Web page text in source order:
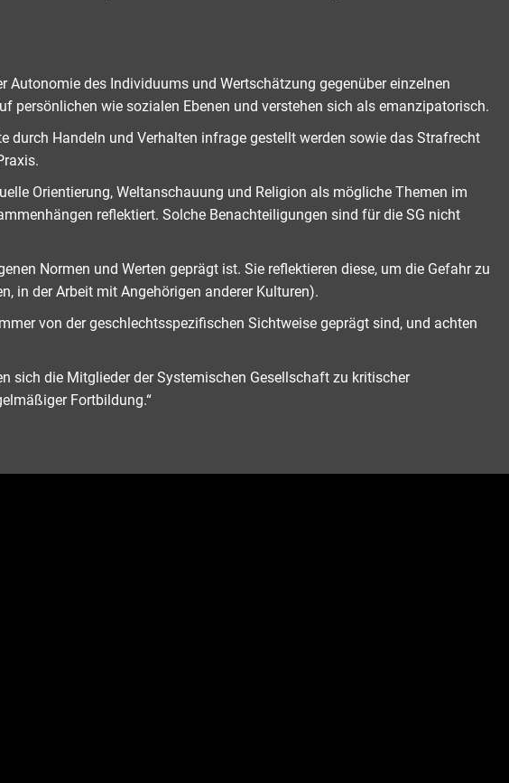
des Individuums und Wertschätzung gegenüber einzelnen
persönlichen wie sozialen Ebenen und verstehen sich als emanzipatorisch.
durch Handeln und Verhalten infrage gestellt werden sowie das Strafrecht
Orientierung, Weltanschauung und Religion als mögliche Themen im
reflektiert. Solche Benachteiligungen sind für die SG nicht
Normen und Werten geprägt ist. Sie reflektieren diese, um die Gefahr zu
in der Arbeit mit Angehörigen anderer Kulturen).
von der geschlechtsspezifischen Sichtweise geprägt sind, und achten
sich die Mitglieder der Systemischen Gesellschaft zu kritischer
Fortbildung.“